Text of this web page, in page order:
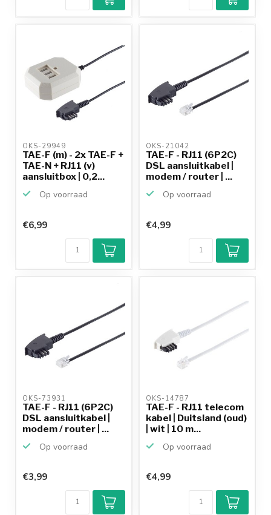
OKS-29949
TAE-F (m) - 2x TAE-F +
TAE-N + RJ11 (v)
aansluitbox | 0,2...
Op voorraad
€6,99
OKS-21042
TAE-F - RJ11 (6P2C)
DSL aansluitkabel |
modem / router | ...
Op voorraad
€4,99
OKS-73931
TAE-F - RJ11 (6P2C)
DSL aansluitkabel |
modem / router | ...
Op voorraad
€3,99
OKS-14787
TAE-F - RJ11 telecom
kabel | Duitsland (oud)
| wit | 10 m...
Op voorraad
9,2/10
Achteraf
€4,99